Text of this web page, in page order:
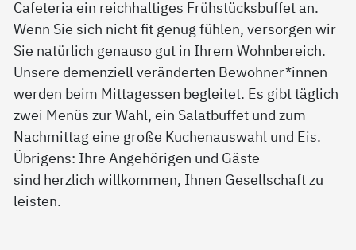
Cafeteria ein reichhaltiges Frühstücksbuffet an.
Wenn Sie sich nicht fit genug fühlen, versorgen wir
Sie natürlich genauso gut in Ihrem Wohnbereich.
Unsere demenziell veränderten Bewohner*innen
werden beim Mittagessen begleitet. Es gibt täglich
zwei Menüs zur Wahl, ein Salatbuffet und zum
Nachmittag eine große Kuchenauswahl und Eis.
Übrigens: Ihre Angehörigen und Gäste
sind herzlich willkommen, Ihnen Gesellschaft zu
leisten.